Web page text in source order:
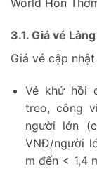
World Hòn
3.1. Giá vé
Giá vé cập
Vé khứ hồi
treo, công
người lớn
VNĐ/người
m đến < 1,4